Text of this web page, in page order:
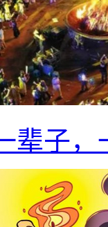
辈子